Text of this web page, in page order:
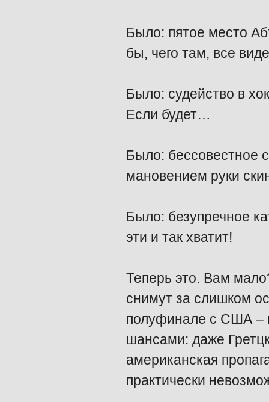
Было: пятое место
бы, чего там, все
Было: судейство в
Если будет…
Было: бессовестное
мановением руки
Было: безупречное
эти и так хватит!
Теперь это. Вам
снимут за слишком
полуфинале с США –
шансами: даже
американская
практически